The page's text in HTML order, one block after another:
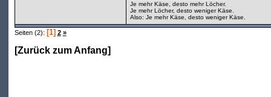
Je mehr Käse, desto mehr Löcher.
Je mehr Löcher, desto weniger Käse.
Also: Je mehr Käse, desto weniger Käse.
Seiten (2): [1] 2 »
[Zurück zum Anfang]